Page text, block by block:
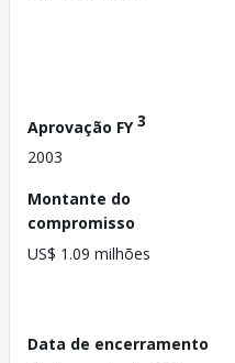
Aprovação FY3
2003
Montante do
compromisso
US$ 1.09 milhões
Data de encerramento